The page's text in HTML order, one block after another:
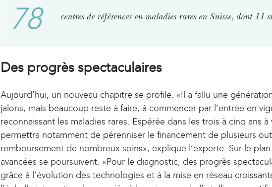
l
i
r
n
a
l
)
78 centres de références en maladies rares en Suisse, dont 11
Des progrès spectaculaires
Aujourd’hui, un nouveau chapitre se profile. «Il a fallu une
jalons, mais beaucoup reste à faire, à commencer par l’entrée en
reconnaissant les maladies rares. Espérée dans les trois à cinq ans à
permettra notamment de pérenniser le financement de plusieurs
remboursement de nombreux soins», explique l’experte. Sur le
avancées se poursuivent. «Pour le diagnostic, des progrès
grâce à l’évolution des technologies et à la mise en réseau